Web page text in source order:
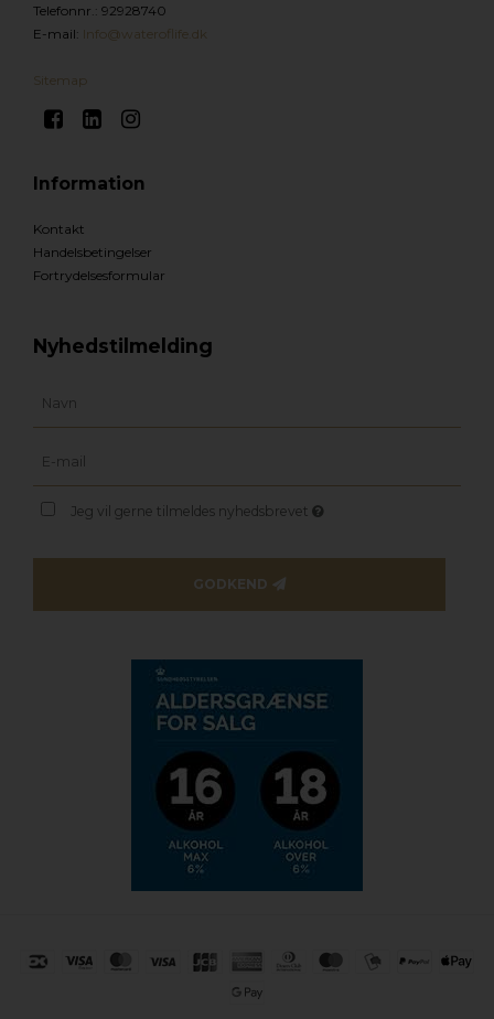
Telefonnr. : 92928740
E-mail: Info@wateroflife.dk
Sitemap
Information
Kontakt
Handelsbetingelser
Fortrydelsesformular
Nyhedstilmelding
Jeg vil gerne tilmeldes nyhedsbrevet
GODKEND